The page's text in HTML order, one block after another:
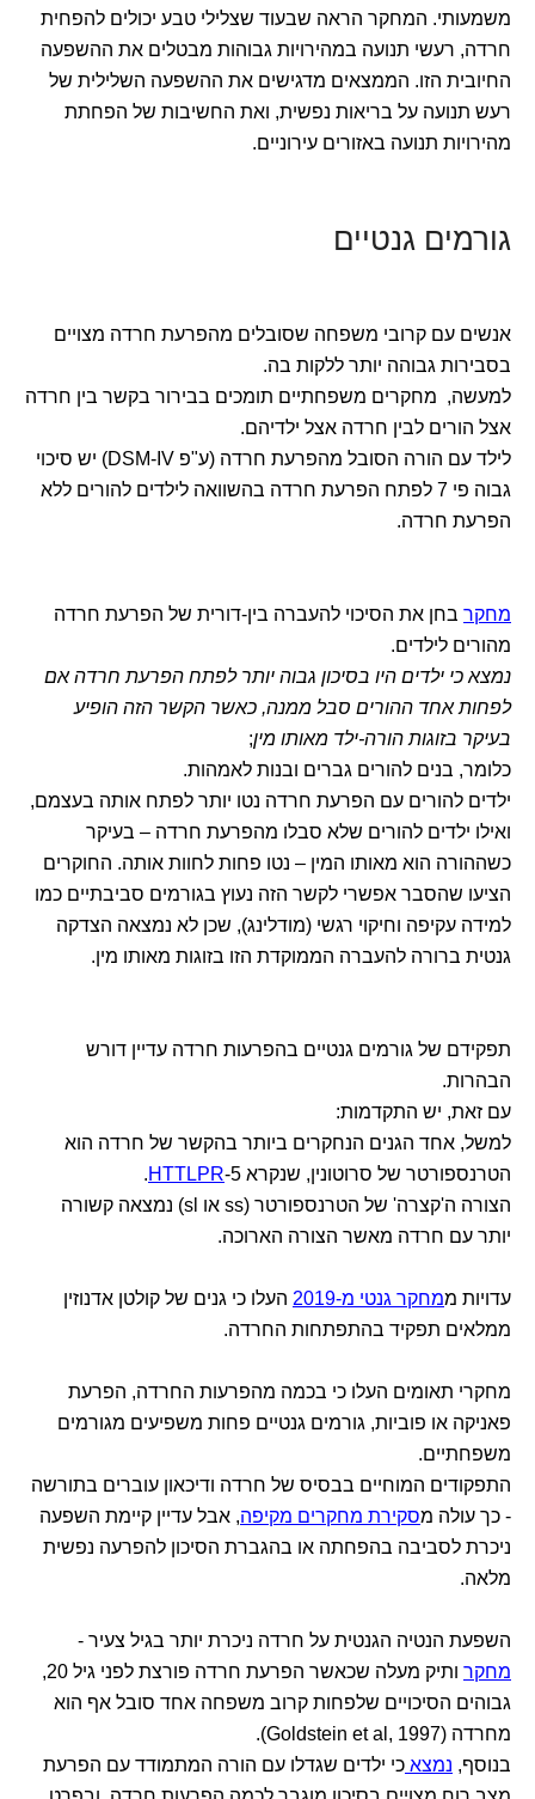
משמעותי. המחקר הראה שבעוד שצלילי טבע יכולים להפחית
חרדה, רעשי תנועה במהירויות גבוהות מבטלים את ההשפעה
החיובית הזו. הממצאים מדגישים את ההשפעה השלילית של
רעש תנועה על בריאות נפשית, ואת החשיבות של הפחתת
מהירויות תנועה באזורים עירוניים.
גורמים גנטיים
אנשים עם קרובי משפחה שסובלים מהפרעת חרדה מצויים
בסבירות גבוהה יותר ללקות בה.
למעשה, מחקרים משפחתיים תומכים בבירור בקשר בין חרדה
אצל הורים לבין חרדה אצל ילדיהם.
לילד עם הורה הסובל מהפרעת חרדה (ע"פ DSM-IV) יש סיכוי
גבוה פי 7 לפתח הפרעת חרדה בהשוואה לילדים להורים ללא
הפרעת חרדה.
מחקר בחן את הסיכוי להעברה בין-דורית של הפרעת חרדה
מהורים לילדים.
נמצא כי ילדים היו בסיכון גבוה יותר לפתח הפרעת חרדה אם
לפחות אחד ההורים סבל ממנה, כאשר הקשר הזה הופיע
בעיקר בזוגות הורה-ילד מאותו מין;
כלומר, בנים להורים גברים ובנות לאמהות.
ילדים להורים עם הפרעת חרדה נטו יותר לפתח אותה בעצמם,
ואילו ילדים להורים שלא סבלו מהפרעת חרדה – בעיקר
כשההורה הוא מאותו המין – נטו פחות לחוות אותה. החוקרים
הציעו שהסבר אפשרי לקשר הזה נעוץ בגורמים סביבתיים כמו
למידה עקיפה וחיקוי רגשי (מודלינג), שכן לא נמצאה הצדקה
גנטית ברורה להעברה הממוקדת הזו בזוגות מאותו מין.
תפקידם של גורמים גנטיים בהפרעות חרדה עדיין דורש
הבהרות.
עם זאת, יש התקדמות:
למשל, אחד הגנים הנחקרים ביותר בהקשר של חרדה הוא
הטרנספורטר של סרוטונין, שנקרא 5-
HTTLPR
.
הצורה ה'קצרה' של הטרנספורטר (ss או sl) נמצאה קשורה
יותר עם חרדה מאשר הצורה הארוכה.
עדויות ממחקר גנטי מ-2019
העלו כי גנים של קולטן אדנוזין
ממלאים תפקיד בהתפתחות החרדה.
מחקרי תאומים העלו כי בכמה מהפרעות החרדה, הפרעת
פאניקה או פוביות, גורמים גנטיים פחות משפיעים מגורמים
משפחתיים.
התפקודים המוחיים בבסיס של חרדה ודיכאון עוברים בתורשה
- כך עולה מסקירת מחקרים מקיפה, אבל עדיין קיימת השפעה
ניכרת לסביבה בהפחתה או בהגברת הסיכון להפרעה נפשית
מלאה.
השפעת הנטיה הגנטית על חרדה ניכרת יותר בגיל צעיר -
מחקר
ותיק מעלה שכאשר הפרעת חרדה פורצת לפני גיל 20,
גבוהים הסיכויים שלפחות קרוב משפחה אחד סובל אף הוא
מחרדה (Goldstein et al, 1997).
בנוסף, נמצא כי ילדים שגדלו עם הורה המתמודד עם הפרעת